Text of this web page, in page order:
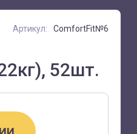
Артикул: ComfortFit№6
52шт.